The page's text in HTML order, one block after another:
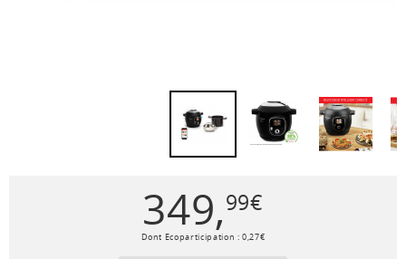
349,99€
Dont Ecoparticipation :0,27€